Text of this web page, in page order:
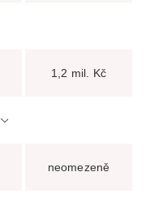
1,2 mil. Kč
neomezeně